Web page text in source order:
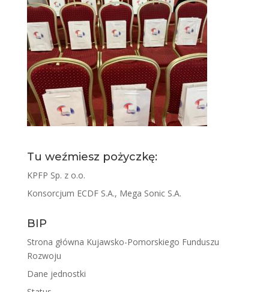
Tu weźmiesz pożyczkę:
KPFP Sp. z o.o.
Konsorcjum ECDF S.A., Mega Sonic S.A.
BIP
Strona główna Kujawsko-Pomorskiego Funduszu
Rozwoju
Dane jednostki